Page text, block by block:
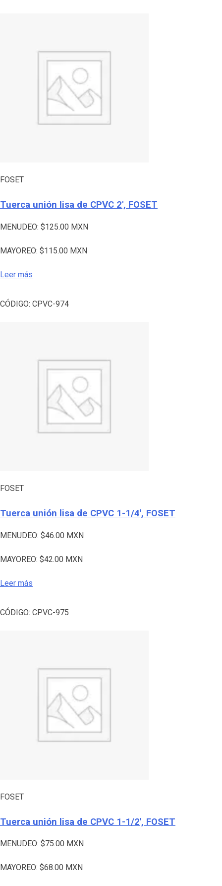
FOSET
Tuerca unión lisa de CPVC 2′, FOSET
MENUDEO: $125.00 MXN
MAYOREO: $115.00 MXN
Leer más
CÓDIGO: CPVC-974
FOSET
Tuerca unión lisa de CPVC 1-1/4′, FOSET
MENUDEO: $46.00 MXN
MAYOREO: $42.00 MXN
Leer más
CÓDIGO: CPVC-975
FOSET
Tuerca unión lisa de CPVC 1-1/2′, FOSET
MENUDEO: $75.00 MXN
MAYOREO: $68.00 MXN